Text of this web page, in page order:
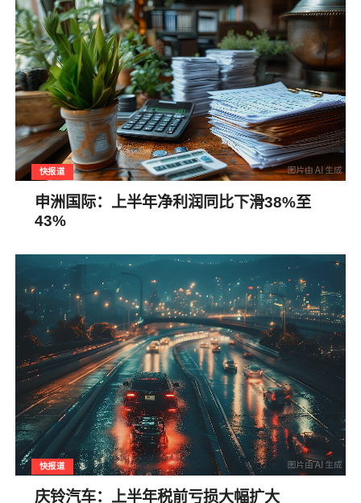
快报道
申洲国际：上半年净利润同比下滑38%至
43%
快报道
庆铃汽车：上半年税前亏损大幅扩大